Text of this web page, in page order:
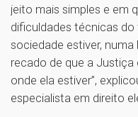
jeito mais simples e em
dificuldades técnicas
sociedade estiver,
recado de que a
onde ela estiver”,
especialista em direito